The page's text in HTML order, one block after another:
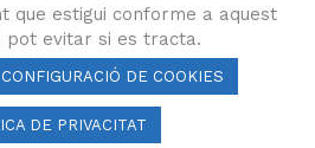
2023 Copyright © Tots els drets
que estigui conforme a aquest
pot evitar si es tracta.
CONFIGURACIÓ DE COOKIES
DE PRIVACITAT